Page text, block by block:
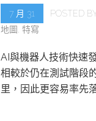
7 月 31 POSTED
地圖 特寫
AI與機器人技術快速
相較於仍在測試階段
里，因此更容易率先